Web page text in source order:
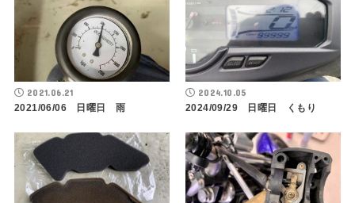
2021.06.21
2021/06/06 日曜日 雨
2024.10.05
2024/09/29 日曜日 くもり